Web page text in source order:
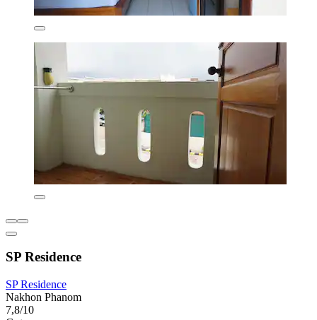
SP Residence
SP Residence
Nakhon Phanom
7,8/10